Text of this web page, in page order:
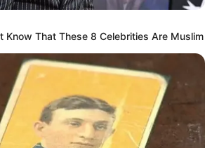
Know That These 8 Celebrities Are Muslim